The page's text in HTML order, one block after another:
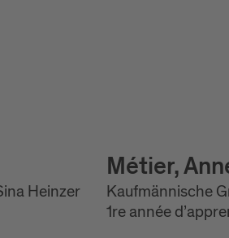
Heinzer
Métier,
Kaufmännische
1re année